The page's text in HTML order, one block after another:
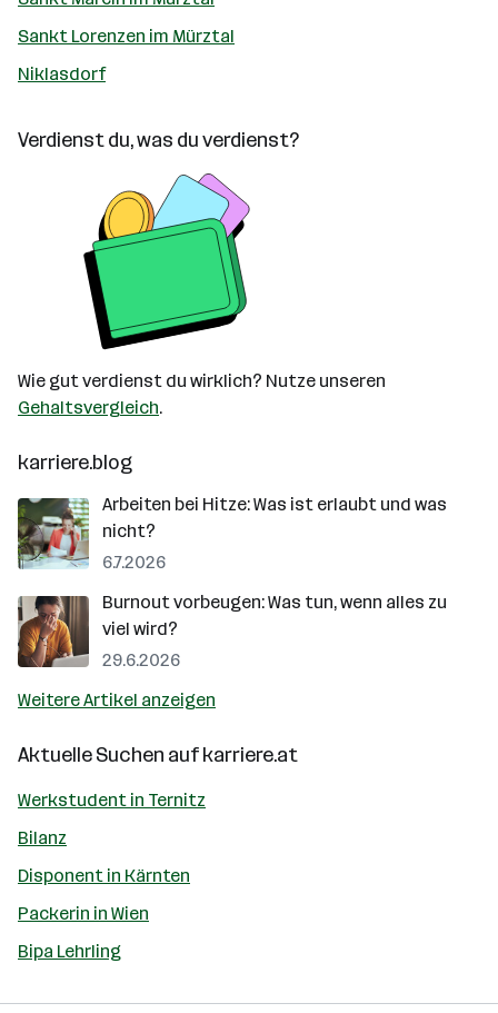
Sankt Lorenzen im Mürztal
Niklasdorf
Verdienst du, was du verdienst?
Wie gut verdienst du wirklich? Nutze unseren
Gehaltsvergleich.
karriere.blog
Arbeiten bei Hitze: Was ist erlaubt und was
nicht?
6.7.2026
Burnout vorbeugen: Was tun, wenn alles zu
viel wird?
29.6.2026
Weitere Artikel anzeigen
Aktuelle Suchen aufkarriere.at
Werkstudent in Ternitz
Bilanz
Disponent in Kärnten
Packerin in Wien
Bipa Lehrling